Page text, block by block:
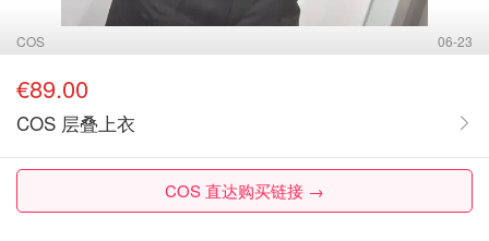
COS 06-23
€89.00
COS 层叠上衣
COS 直达购买链接 →